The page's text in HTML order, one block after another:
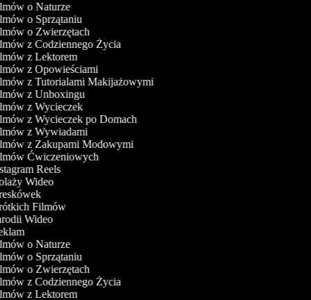
o Naturze
o Sprzątaniu
o Zwierzętach
z Codziennego Życia
z Lektorem
z Opowieściami
z Tutorialami Makijażowymi
z Unboxingu
z Wycieczek
z Wycieczek po Domach
z Wywiadami
z Zakupami Modowymi
Ćwiczeniowych
Reels
Wideo
Filmów
Wideo
o Naturze
o Sprzątaniu
o Zwierzętach
z Codziennego Życia
z Lektorem